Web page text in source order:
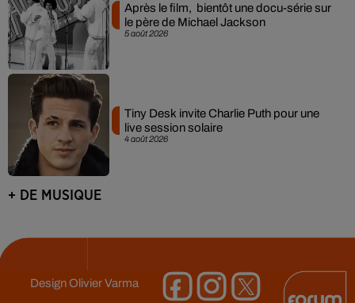
5 août 2026
Après le film, bientôt une docu-série sur
le père de Michael Jackson
4 août 2026
Tiny Desk invite Charlie Puth pour une
live session solaire
+ DE MUSIQUE
DesignOlivier Varma